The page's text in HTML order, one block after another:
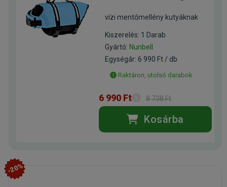
vízi mentőmellény kutyáknak
Kiszerelés: 1 Darab
Gyártó: Nunbell
Egységár: 6 990 Ft / db
Raktáron, utolsó darabok
6 990 Ft 8 738 Ft
Kosárba
-20%